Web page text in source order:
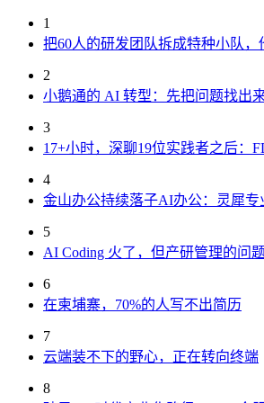
1
把60人的研发团队拆成特种小队，
2
小鹅通的 AI 转型：先把问题找出
3
17+小时，深聊19位实践者之后：
4
金山办公持续落子AI办公：灵犀专
5
AI Coding 火了，但产研管理的问
6
在柬埔寨，70%的人写不出简历
7
云端装不下的野心，正在转向终端
8